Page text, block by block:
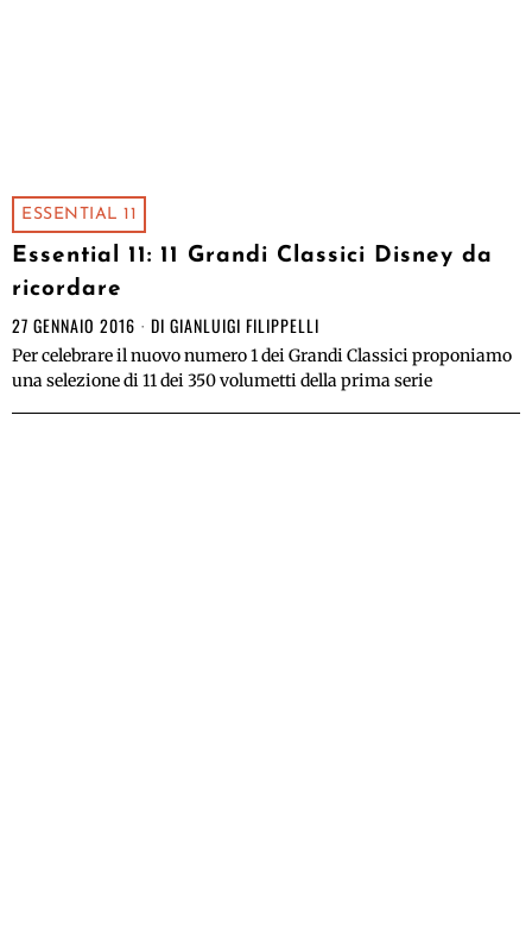
ESSENTIAL 11
Essential 11: 11 Grandi Classici Disney da
ricordare
27 GENNAIO 2016 DI GIANLUIGI FILIPPELLI
Per celebrare il nuovo numero 1 dei Grandi Classici proponiamo
una selezione di 11 dei 350 volumetti della prima serie